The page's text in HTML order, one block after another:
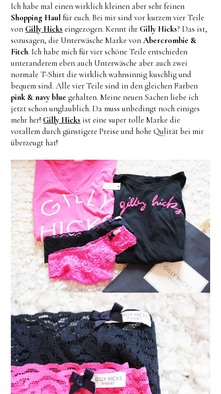
Ich habe mal einen wirklich kleinen aber sehr feinen
Shopping Haulfür euch. Bei mir sind vor kurzem vier Teile
von Gilly Hicks eingezogen. Kennt ihr Gilly Hicks? Das ist,
sozusagen, die Unterwäsche Marke vonAbercrombie &
Fitch. Ich habe mich für vier schöne Teile entschieden
unteranderem eben auch Unterwäsche aber auch zwei
normale T-Shirt die wirklich wahnsinnig kuschlig und
bequem sind. Alle vier Teile sind in den gleichen Farben
pink & navy blue gehalten. Meine neuen Sachen liebe ich
jetzt schon unglaublich. Da muss unbedingt noch einiges
mehr her! Gilly Hicks ist eine super tolle Marke die
vorallem durch günstigere Preise und hohe Qulität bei mir
überzeugt hat!